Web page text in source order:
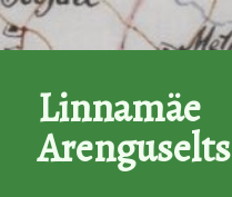
Linnamäe
Arenguselts